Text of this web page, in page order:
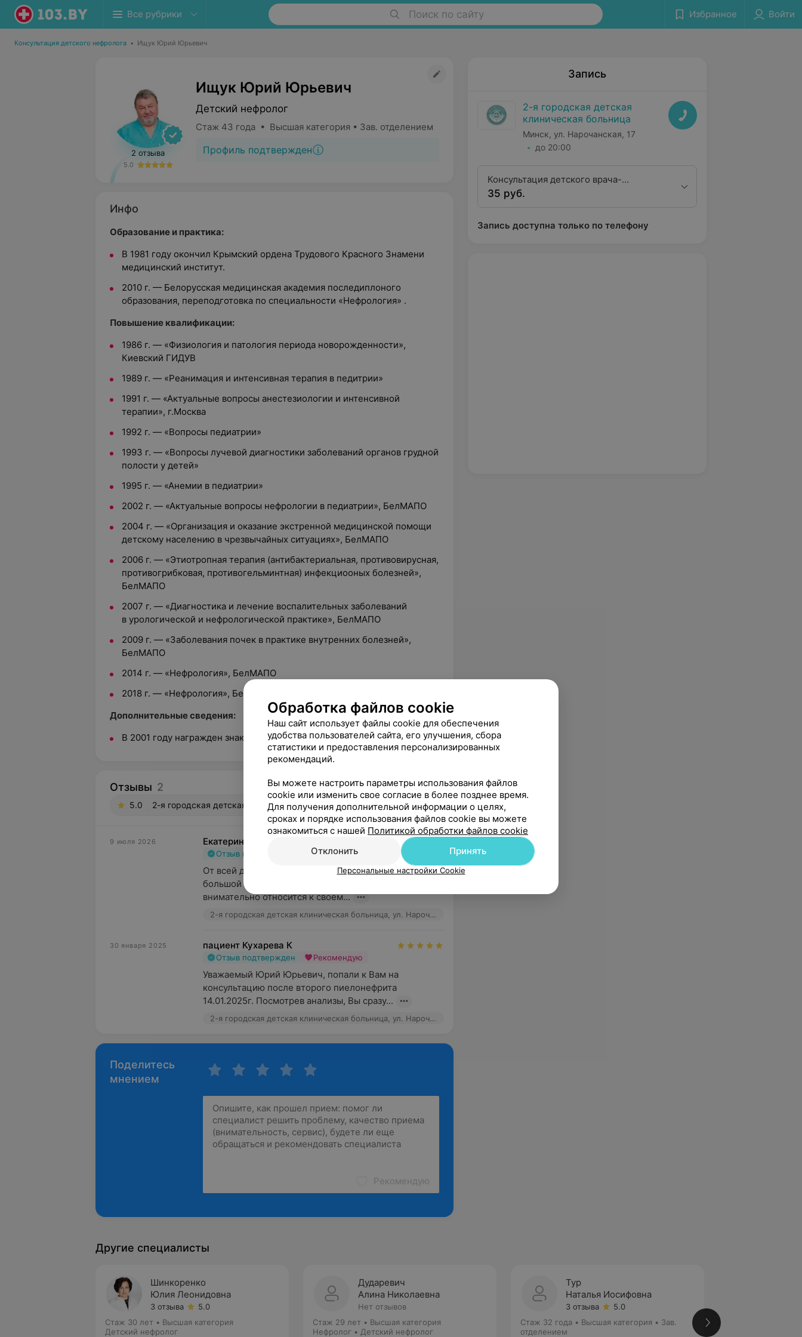
Все рубрики Поиск по сайту Избранное Войти
Консультация детского нефролога • Ищук Юрий Юрьевич
2 отзыва
5.0
Ищук Юрий Юрьевич
Детский нефролог
Стаж 43 года • Высшая категория • Зав. отделением
Профиль подтвержден
Инфо
Образование и практика:
В 1981 году окончил Крымский ордена Трудового Красного Знамени
медицинский институт.
2010 г. — Белорусская медицинская академия последиплоного
образования, переподготовка по специальности «Нефрология» .
Повышение квалификации:
1986 г. — «Физиология и патология периода новорожденности»,
Киевский ГИДУВ
1989 г. — «Реанимация и интенсивная терапия в педитрии»
1991 г. — «Актуальные вопросы анестезиологии и интенсивной
терапии», г.Москва
1992 г. — «Вопросы педиатрии»
1993 г. — «Вопросы лучевой диагностики заболеваний органов грудной
полости у детей»
1995 г. — «Анемии в педиатрии»
2002 г. — «Актуальные вопросы нефрологии в педиатрии», БелМАПО
2004 г. — «Организация и оказание экстренной медицинской помощи
детскому населению в чрезвычайных ситуациях», БелМАПО
2006 г. — «Этиотропная терапия (антибактериальная, противовирусная,
противогрибковая, противогельминтная) инфекциооных болезней»,
БелМАПО
2007 г. — «Диагностика и лечение воспалительных заболеваний
в урологической и нефрологической практике», БелМАПО
2009 г. — «Заболевания почек в практике внутренних болезней»,
БелМАПО
2014 г. — «Нефрология», БелМАПО
2018 г. — «Нефрология», БелМАПО
Дополнительные сведения:
В 2001 году награжден знаком «Отличник здравоохранения»
Отзывы 2
5.0 2-я городская детская клиническая больница, ул. Нарочанская, 17
9 июля 2026 Екатерина
Отзыв подтвержден Рекомендую
От всей души хочется поблагодарить этого Врача с
большой буквы!!! Это доктор,который очень
внимательно относится к своем...
2-я городская детская клиническая больница, ул. Нарочанская, 17
30 января 2025 пациент Кухарева К
Отзыв подтвержден Рекомендую
Уважаемый Юрий Юрьевич, попали к Вам на
консультацию после второго пиелонефрита
14.01.2025г. Посмотрев анализы, Вы сразу...
2-я городская детская клиническая больница, ул. Нарочанская, 17
Поделитесь
мнением
Рекомендую
Запись
2-я городская детская
клиническая больница
Минск, ул. Нарочанская, 17
до 20:00
Консультация детского врача-
нефролога высшей категории
35 руб.
Запись доступна только по телефону
Другие специалисты
Шинкоренко
Юлия Леонидовна
3 отзыва
5.0
Стаж 30 лет • Высшая категория
Детский нефролог
Дударевич
Алина Николаевна
Нет отзывов
Стаж 29 лет • Высшая категория
Нефролог • Детский нефролог
Тур
Наталья Иосифовна
3 отзыва
5.0
Стаж 32 года • Высшая категория • Зав.
отделением
Обработка файлов cookie
Наш сайт использует файлы cookie для обеспечения
удобства пользователей сайта, его улучшения, сбора
статистики и предоставления персонализированных
рекомендаций.
Вы можете настроить параметры использования файлов
cookie или изменить свое согласие в более позднее время.
Для получения дополнительной информации о целях,
сроках и порядке использования файлов cookie вы можете
ознакомиться с нашей Политикой обработки файлов cookie
Отклонить
Принять
Персональные настройки Cookie